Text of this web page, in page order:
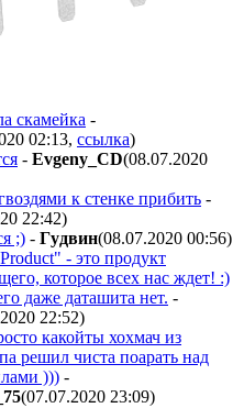
скамейка -
02:13, ссылка)
- Evgeny_CD(08.07.2020
к стенке прибить -
22:42)
;) - Гyдвин(08.07.2020 00:56)
- это продукт
которое всех нас ждет! :)
даже даташита нет. -
22:52)
какойты хохмач из
решил чиста поарать над
))) -
(07.07.2020 23:09)